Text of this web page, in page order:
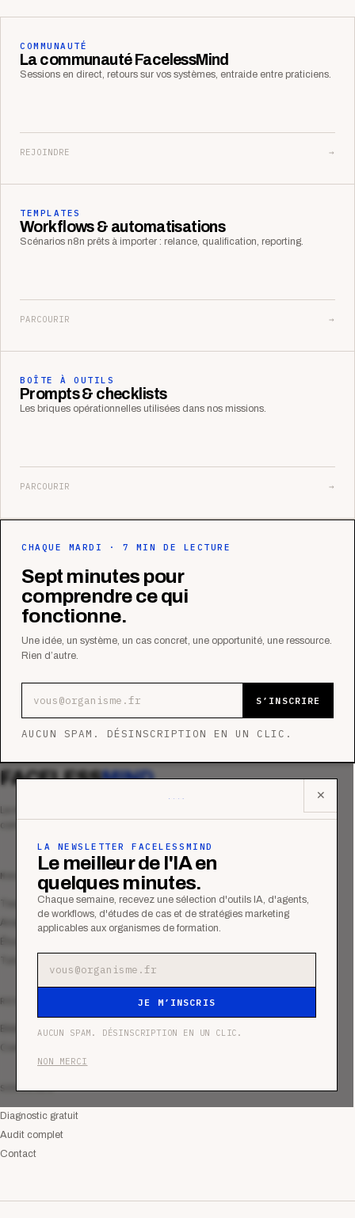
COMMUNAUTÉ
La communauté FacelessMind
Sessions en direct, retours sur vos systèmes, entraide entre praticiens.
REJOINDRE →
TEMPLATES
Workflows & automatisations
Scénarios n8n prêts à importer : relance, qualification, reporting.
PARCOURIR →
BOÎTE À OUTILS
Prompts & checklists
Les briques opérationnelles utilisées dans nos missions.
PARCOURIR →
CHAQUE MARDI · 7 MIN DE LECTURE
Sept minutes pour
comprendre ce qui
fonctionne.
Une idée, un système, un cas concret, une opportunité, une ressource.
Rien d’autre.
S’INSCRIRE
AUCUN SPAM. DÉSINSCRIPTION EN UN CLIC.
✕
LA NEWSLETTER FACELESSMIND
Le meilleur de l'IA en
quelques minutes.
Chaque semaine, recevez une sélection d'outils IA, d'agents,
de workflows, d'études de cas et de stratégies marketing
applicables aux organismes de formation.
JE M’INSCRIS
AUCUN SPAM. DÉSINSCRIPTION EN UN CLIC.
NON MERCI
FACELESSMIND
Le média qui mesurent la performance
commerciale des organismes de formation.
MAGAZINE
Tous les articles
Analyses
Études de cas
Tutoriels
RESSOURCES
Bibliothèque
Communauté
SERVICES
Diagnostic gratuit
Audit complet
Contact